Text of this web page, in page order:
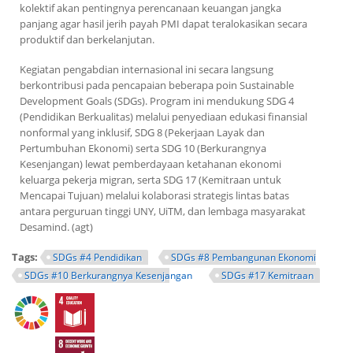
kolektif akan pentingnya perencanaan keuangan jangka
panjang agar hasil jerih payah PMI dapat teralokasikan secara
produktif dan berkelanjutan.
Kegiatan pengabdian internasional ini secara langsung
berkontribusi pada pencapaian beberapa poin Sustainable
Development Goals (SDGs). Program ini mendukung SDG 4
(Pendidikan Berkualitas) melalui penyediaan edukasi finansial
nonformal yang inklusif, SDG 8 (Pekerjaan Layak dan
Pertumbuhan Ekonomi) serta SDG 10 (Berkurangnya
Kesenjangan) lewat pemberdayaan ketahanan ekonomi
keluarga pekerja migran, serta SDG 17 (Kemitraan untuk
Mencapai Tujuan) melalui kolaborasi strategis lintas batas
antara perguruan tinggi UNY, UiTM, dan lembaga masyarakat
Desamind. (agt)
Tags: SDGs #4 Pendidikan
SDGs #8 Pembangunan Ekonomi
SDGs #10 Berkurangnya Kesenjangan
SDGs #17 Kemitraan